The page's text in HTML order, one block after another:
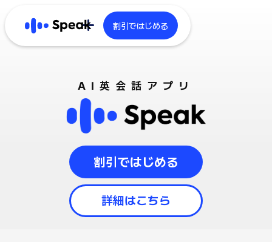
テクノロジー
割引ではじめる
AI英会話アプリ
割引ではじめる
詳細はこちら